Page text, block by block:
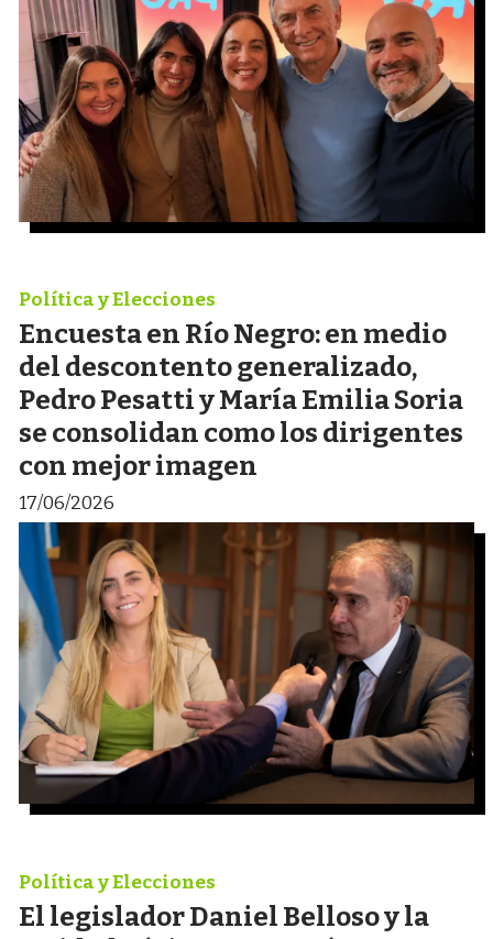
Encuesta en Río Negro: en medio
del descontento generalizado,
Pedro Pesatti y María Emilia Soria
se consolidan como los dirigentes
con mejor imagen
Política y Elecciones
17/06/2026
El legislador Daniel Belloso y la
Política y Elecciones